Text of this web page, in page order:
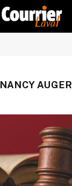
NANCY AUGER